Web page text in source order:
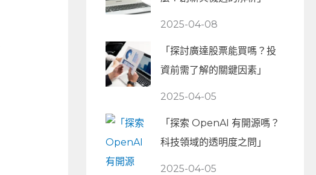
2025-04-08
「探討廣達股票能買嗎？投
資前需了解的關鍵因素」
2025-04-05
「探索 OpenAI 有開源嗎？
科技領域的透明度之問」
2025-04-05